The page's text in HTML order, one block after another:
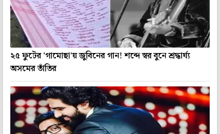
২৫ ফুটের 'গামোছা'য় জুবিনের গান! শব্দে স্বর বুনে শ্রদ্ধার্ঘ্য
অসমের তাঁতির